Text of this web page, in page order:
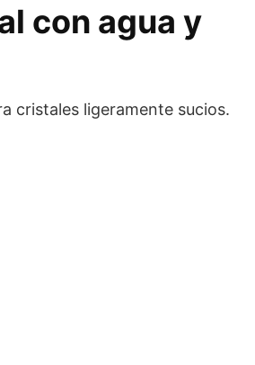
con agua y
cristales ligeramente sucios.